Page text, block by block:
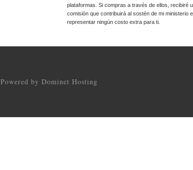
plataformas. Si compras a través de ellos, recibiré
comisión que contribuirá al sostén de mi ministerio
representar ningún costo extra para ti.
Powered by Dominet Hosting